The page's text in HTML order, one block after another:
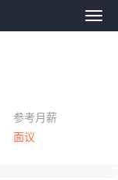
远
参考月薪
面议